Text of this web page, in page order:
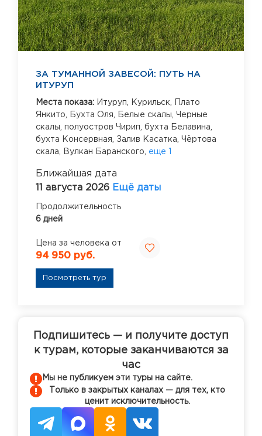
ЗА ТУМАННОЙ ЗАВЕСОЙ: ПУТЬ НА
ИТУРУП
Места показа: Итуруп, Курильск,
Плато
Янкито,
Бухта Оля, Белые скалы, Черные
скалы,
полуостров Чирип, бухта Белавина,
бухта Консервная, Залив Касатка, Чёртова
скала,
Вулкан Баранского, еще 1
Ближайшая дата
11 августа 2026 Ещё даты
Продолжительность
6 дней
Цена за человека от
94 950 руб.
Посмотреть тур
Подпишитесь — и получите доступ
к турам, которые заканчиваются за
час
Мы не публикуем эти туры на сайте.
Только в закрытых каналах — для тех, кто
ценит исключительность.